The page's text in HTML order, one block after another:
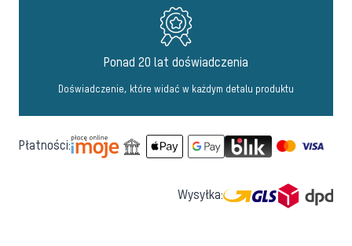
Ponad 20 lat doświadczenia
Doświadczenie, które widać w każdym detalu produktu
Płatności:
Wysyłka: